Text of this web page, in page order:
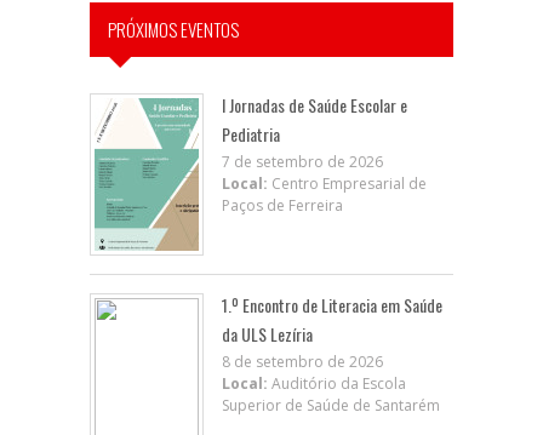
PRÓXIMOS EVENTOS
I Jornadas de Saúde Escolar e
Pediatria
7 de setembro de 2026
Local: Centro Empresarial de
Paços de Ferreira
1.º Encontro de Literacia em Saúde
da ULS Lezíria
8 de setembro de 2026
Local: Auditório da Escola
Superior de Saúde de Santarém